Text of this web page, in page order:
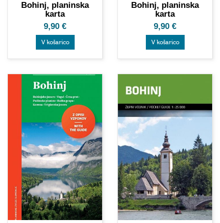
Bohinj, planinska
karta
9,90 €
V košarico
Bohinj, planinska
karta
9,90 €
V košarico